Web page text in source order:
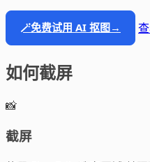
🪄免费试用 AI 抠图→
如何截屏
📸
截屏